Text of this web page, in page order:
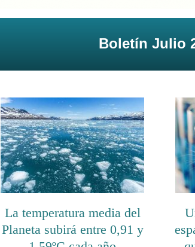
Boletín Julio
La temperatura media del
Planeta subirá entre 0,91 y